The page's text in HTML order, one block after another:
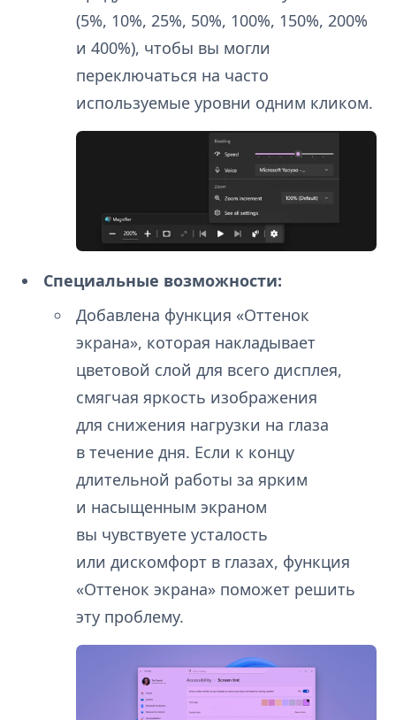
(5%, 10%, 25%, 50%, 100%, 150%, 200%
и 400%), чтобы вы могли
переключаться на часто
используемые уровни одним кликом.
Специальные возможности:
Добавлена функция «Оттенок
экрана», которая накладывает
цветовой слой для всего дисплея,
смягчая яркость изображения
для снижения нагрузки на глаза
в течение дня. Если к концу
длительной работы за ярким
и насыщенным экраном
вы чувствуете усталость
или дискомфорт в глазах, функция
«Оттенок экрана» поможет решить
эту проблему.